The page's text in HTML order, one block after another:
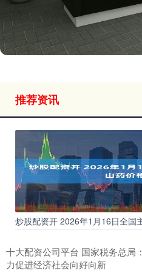
推荐资讯
炒股配资开 2026年1月16日全国
十大配资公司平台 国家税务总局
力促进经济社会向好向新